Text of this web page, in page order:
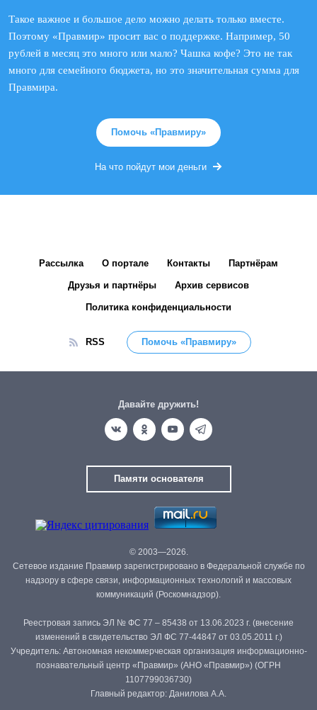
Такое важное и большое дело можно делать только вместе.
Поэтому «Правмир» просит вас о поддержке. Например, 50
рублей в месяц это много или мало? Чашка кофе? Это не так
много для семейного бюджета, но это значительная сумма для
Правмира.
Помочь «Правмиру»
На что пойдут мои деньги
Рассылка О портале Контакты Партнёрам
Друзья и партнёры Архив сервисов
Политика конфиденциальности
RSS Помочь «Правмиру»
Давайте дружить!
Памяти основателя
© 2003—2026.
Сетевое издание Правмир зарегистрировано в Федеральной службе по
надзору в сфере связи, информационных технологий и массовых
коммуникаций (Роскомнадзор).
Реестровая запись ЭЛ № ФС 77 – 85438 от 13.06.2023 г. (внесение
изменений в свидетельство ЭЛ ФС 77-44847 от 03.05.2011 г.)
Учредитель: Автономная некоммерческая организация информационно-
познавательный центр «Правмир» (АНО «Правмир») (ОГРН
1107799036730)
Главный редактор: Данилова А.А.